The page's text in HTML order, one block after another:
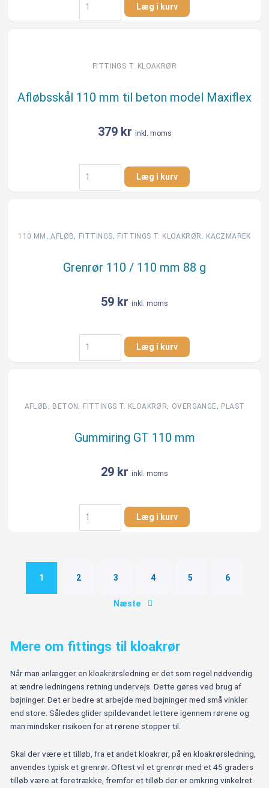
500
ml
antal
Læg i kurv
FITTINGS T. KLOAKRØR
Afløbsskål 110 mm til beton model Maxiflex
379 kr inkl. moms
Afløbsskål
110
mm
model
antal
Læg i kurv
110 MM ,AFLØB, FITTINGS, FITTINGS T. KLOAKRØR, KACZMAREK
Grenrør 110 / 110 mm 88 g
59 kr inkl. moms
Grenrør
110
/
88
antal
Læg i kurv
AFLØB , BETON, FITTINGS T. KLOAKRØR, OVERGANGE, PLAST
Gummiring GT 110 mm
29 kr inkl. moms
Gummiring
GT
110
Læg i kurv
1 2 3 4 5 6
Næste
Mere om fittings til kloakrør
Når man anlægger en kloakrørsledning er det som regel nødvendig
at ændre ledningens retning undervejs. Dette gøres ved brug af
bøjninger. Det er bedre at arbejde med bøjninger med små vinkler
end store. Således glider spildevandet lettere igennem rørene og
man mindsker risikoen for at rørene stopper til.
Skal der være et tilløb, fra et andet kloakrør, på en kloakrørsledning,
anvendes typisk et grenrør. Oftest vil et grenrør med et 45 graders
tilløb være at foretrække, fremfor et tilløb der er omkring vinkelret.